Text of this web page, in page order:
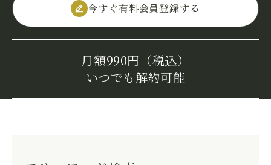
今すぐ有料会員登録する
月額990円（税込）
いつでも解約可能